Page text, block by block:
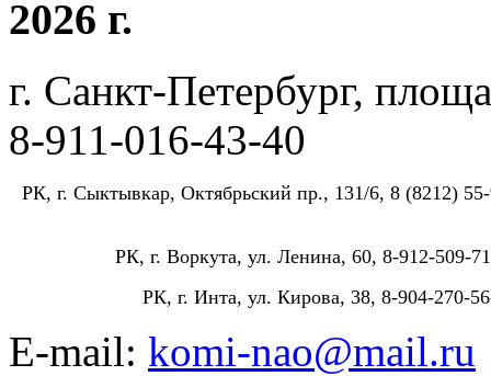
2026 г.
г. Санкт-Петербург,
8-911-016-43-40
РК, г. Сыктывкар, Октябрьский пр., 131/6, 8 (8212)
РК, г. Воркута, ул. Ленина, 60, 8-912-509-
РК, г. Инта, ул. Кирова, 38, 8-904-270-
E-mail: komi-nao@mail.ru